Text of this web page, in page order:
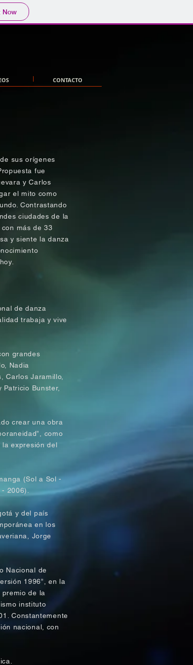
Now
CONTACTO
sus orígenes
fue
y Carlos
el mito como
Contrastando
ciudades de la
más de 33
y siente la danza
de danza
trabaja y vive
grandes
Nadia
Carlos Jaramillo,
Patricio Bunster,
crear una obra
como
la expresión del
(Sol a Sol -
2006).
y del país
en los
Jorge
Nacional de
1996”, en la
de la
instituto
Constantemente
nacional, con